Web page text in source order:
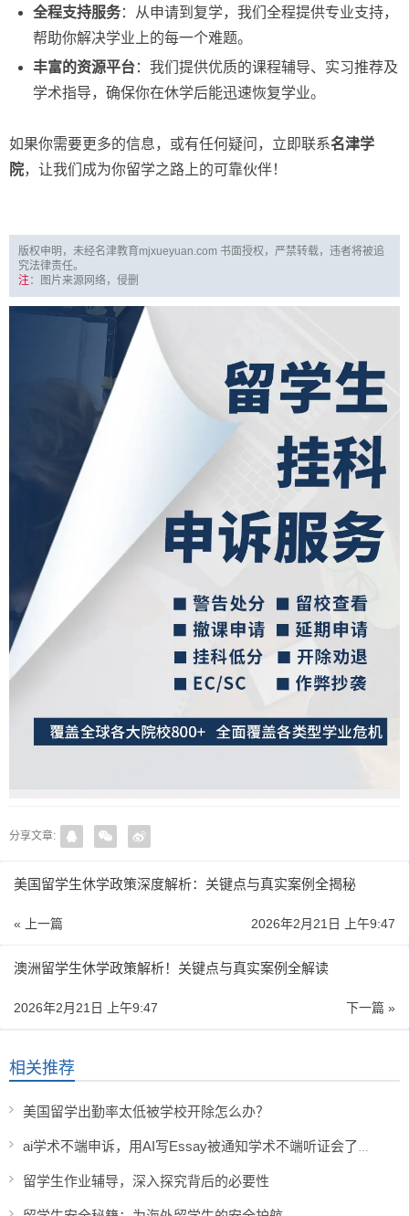
全程支持服务：从申请到复学，我们全程提供专业支持，
帮助你解决学业上的每一个难题。
丰富的资源平台：我们提供优质的课程辅导、实习推荐及
学术指导，确保你在休学后能迅速恢复学业。
如果你需要更多的信息，或有任何疑问，立即联系名津学
院，让我们成为你留学之路上的可靠伙伴！
版权申明，未经名津教育mjxueyuan.com 书面授权，严禁转载，违者将被追
究法律责任。
注：图片来源网络，侵删
分享文章:
美国留学生休学政策深度解析：关键点与真实案例全揭秘
« 上一篇 2026年2月21日 上午9:47
澳洲留学生休学政策解析！关键点与真实案例全解读
下一篇 »
2026年2月21日 上午9:47
相关推荐
美国留学出勤率太低被学校开除怎么办？
ai学术不端申诉，用AI写Essay被通知学术不端听证会了怎么办？
留学生作业辅导，深入探究背后的必要性